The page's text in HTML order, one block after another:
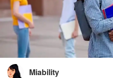
Miability